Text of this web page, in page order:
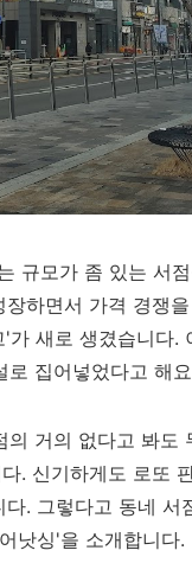
규모가 좀 있는 서
하면서 가격 경쟁
새로 생겼습니다.
로 집어넣었다고 해
거의 없다고 봐도
. 신기하게도 로또
. 그렇다고 동네 서
낫싱'을 소개합니다.